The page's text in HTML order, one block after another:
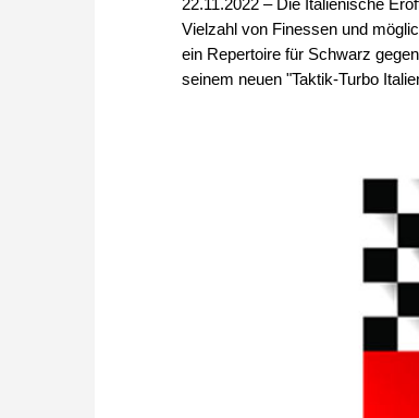
Vielzahl von Finessen und
ein Repertoire für Schwarz
seinem neuen "Taktik-Turbo